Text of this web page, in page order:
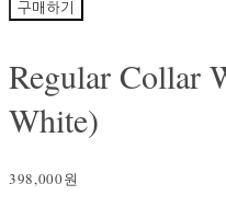
구매하기
Regular Collar
White)
398,000원